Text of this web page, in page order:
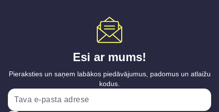
Esi ar mums!
Pieraksties un saņem labākos piedāvājumus, padomus un atlaižu
kodus.